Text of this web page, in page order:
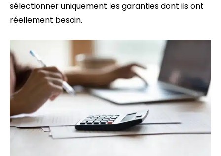
sélectionner uniquement les garanties dont ils ont
réellement besoin.